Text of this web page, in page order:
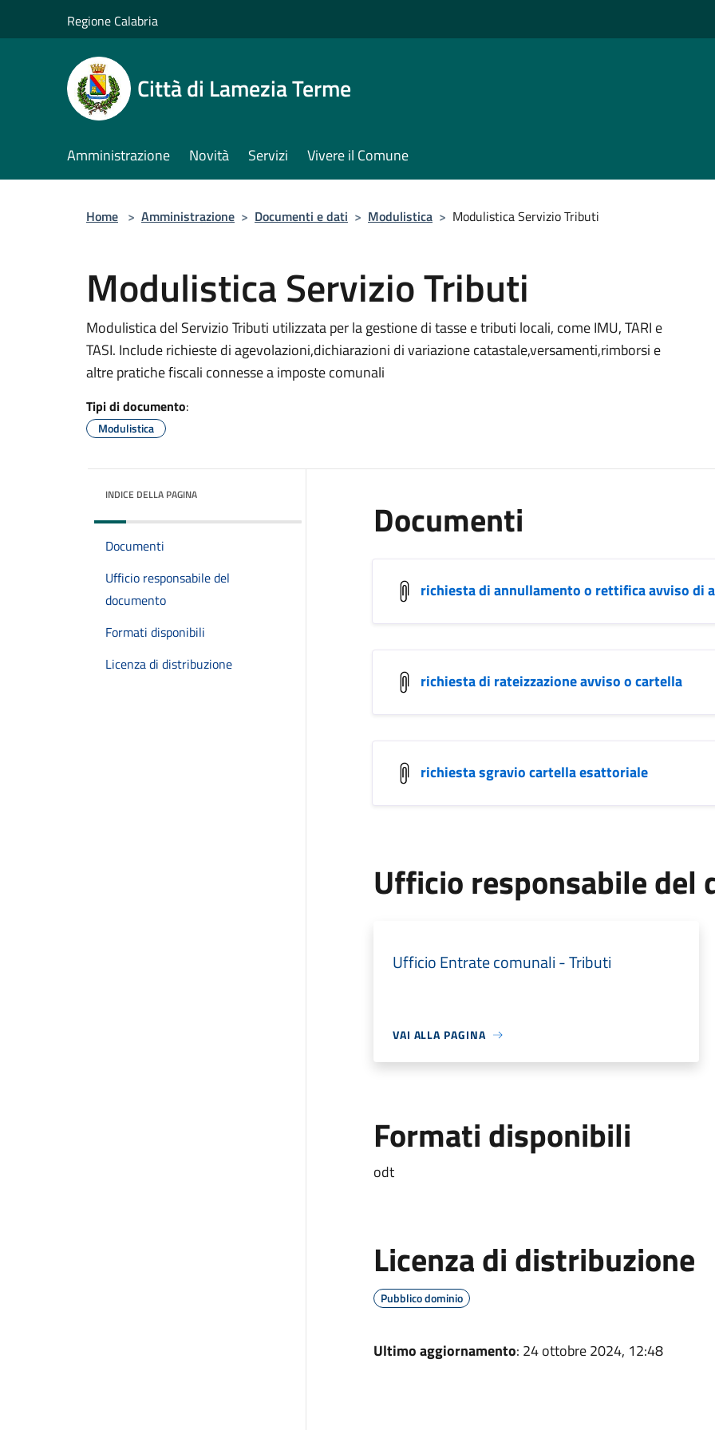
Regione Calabria
Città di Lamezia Terme
Amministrazione Novità Servizi Vivere il Comune
Home > Amministrazione > Documenti e dati > Modulistica > Modulistica Servizio Tributi
Modulistica Servizio Tributi
Modulistica del Servizio Tributi utilizzata per la gestione di tasse e tributi locali, come IMU, TARI e
TASI. Include richieste di agevolazioni,dichiarazioni di variazione catastale,versamenti,rimborsi e
altre pratiche fiscali connesse a imposte comunali
Tipi di documento:
Modulistica
INDICE DELLA PAGINA
Documenti
Ufficio responsabile del
documento
Formati disponibili
Licenza di distribuzione
Documenti
richiesta di annullamento o rettifica avviso di
richiesta di rateizzazione avviso o cartella
richiesta sgravio cartella esattoriale
Ufficio responsabile del
Ufficio Entrate comunali - Tributi
VAI ALLA PAGINA
Formati disponibili
odt
Licenza di distribuzione
Pubblico dominio
Ultimo aggiornamento: 24 ottobre 2024, 12:48